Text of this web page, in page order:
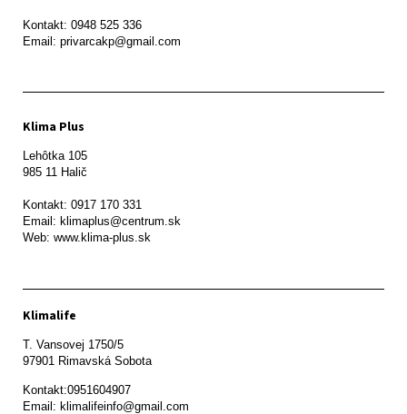
Kontakt: 0948 525 336
Email: privarcakp@gmail.com
Klima Plus
Lehôtka 105
985 11 Halič
Kontakt: 0917 170 331
Email: klimaplus@centrum.sk
Klimalife
T. Vansovej 1750/5
97901 Rimavská Sobota
Kontakt:0951604907
Email: klimalifeinfo@gmail.com